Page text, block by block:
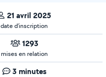
21 avril 2025
date d’inscription
1293
mises en relation
3 minutes